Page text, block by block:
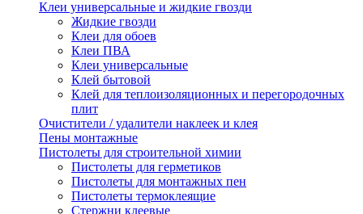
Клеи универсальные и жидкие гвозди
Жидкие гвозди
Клеи для обоев
Клеи ПВА
Клеи универсальные
Клей бытовой
Клей для теплоизоляционных и перегородочных
плит
Очистители / удалители наклеек и клея
Пены монтажные
Пистолеты для строительной химии
Пистолеты для герметиков
Пистолеты для монтажных пен
Пистолеты термоклеящие
Стержни клеевые